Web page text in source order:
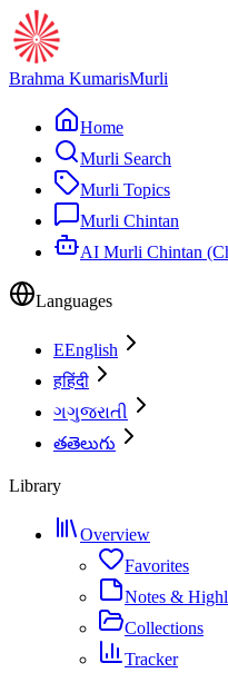
Brahma KumarisMurli
Home
Murli Search
Murli Topics
Murli Chintan
AI Murli Chintan
Languages
EEnglish
हहिंदी
ગગુજરાતી
తతెలుగు
Library
Overview
Favorites
Notes &
Collections
Tracker